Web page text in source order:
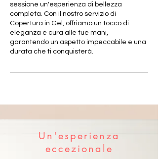
sessione un'esperienza di bellezza
completa. Con il nostro servizio di
Copertura in Gel, offriamo un tocco di
eleganza e cura alle tue mani,
garantendo un aspetto impeccabile e una
durata che ti conquisterà.
Un'esperienza
eccezionale